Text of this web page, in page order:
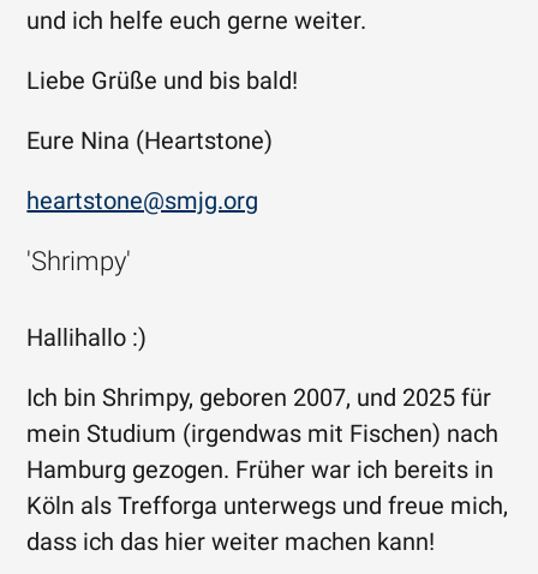
und ich helfe euch gerne weiter.
Liebe Grüße und bis bald!
Eure Nina (Heartstone)
heartstone@smjg.org
'Shrimpy'
Hallihallo :)
Ich bin Shrimpy, geboren 2007, und 2025 für
mein Studium (irgendwas mit Fischen) nach
Hamburg gezogen. Früher war ich bereits in
Köln als Trefforga unterwegs und freue mich,
dass ich das hier weiter machen kann!